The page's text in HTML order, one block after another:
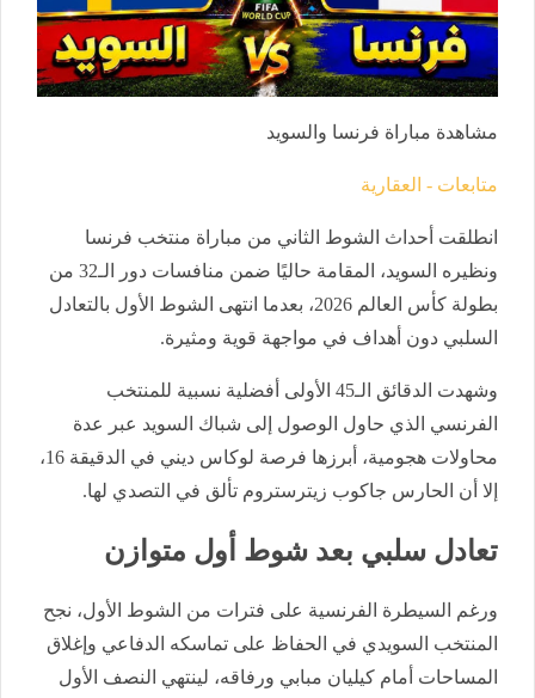
مشاهدة مباراة فرنسا والسويد
متابعات - العقارية
انطلقت أحداث الشوط الثاني من مباراة منتخب فرنسا
ونظيره السويد، المقامة حاليًا ضمن منافسات دور الـ32 من
بطولة كأس العالم 2026، بعدما انتهى الشوط الأول بالتعادل
السلبي دون أهداف في مواجهة قوية ومثيرة.
وشهدت الدقائق الـ45 الأولى أفضلية نسبية للمنتخب
الفرنسي الذي حاول الوصول إلى شباك السويد عبر عدة
محاولات هجومية، أبرزها فرصة لوكاس ديني في الدقيقة 16،
إلا أن الحارس جاكوب زيترستروم تألق في التصدي لها.
تعادل سلبي بعد شوط أول متوازن
ورغم السيطرة الفرنسية على فترات من الشوط الأول، نجح
المنتخب السويدي في الحفاظ على تماسكه الدفاعي وإغلاق
المساحات أمام كيليان مبابي ورفاقه، لينتهي النصف الأول